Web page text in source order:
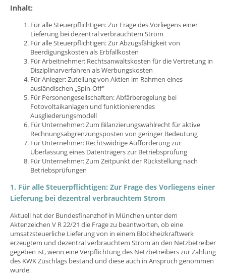
Inhalt:
Für alle Steuerpflichtigen: Zur Frage des Vorliegens einer
Lieferung bei dezentral verbrauchtem Strom
Für alle Steuerpflichtigen: Zur Abzugsfähigkeit von
Beerdigungskosten als Erbfallkosten
Für Arbeitnehmer: Rechtsanwaltskosten für die Vertretung in
Disziplinarverfahren als Werbungskosten
Für Anleger: Zuteilung von Aktien im Rahmen eines
ausländischen „Spin-Off"
Für Personengesellschaften: Abfärberegelung bei
Fotovoltaikanlagen und funktionierendes
Ausgliederungsmodell
Für Unternehmer: Zum Bilanzierungswahlrecht für aktive
Rechnungsabgrenzungsposten von geringer Bedeutung
Für Unternehmer: Rechtswidrige Aufforderung zur
Überlassung eines Datenträgers zur Betriebsprüfung
Für Unternehmer: Zum Zeitpunkt der Rückstellung nach
Betriebsprüfungen
1. Für alle Steuerpflichtigen: Zur Frage des Vorliegens einer
Lieferung bei dezentral verbrauchtem Strom
Aktuell hat der Bundesfinanzhof in München unter dem
Aktenzeichen V R 22/21 die Frage zu beantworten, ob eine
umsatzsteuerliche Lieferung von in einem Blockheizkraftwerk
erzeugtem und dezentral verbrauchtem Strom an den Netzbetreiber
gegeben ist, wenn eine Verpflichtung des Netzbetreibers zur Zahlung
des KWK Zuschlags bestand und diese auch in Anspruch genommen
wurde.